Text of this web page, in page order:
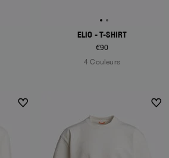
ELIO - T-SHIRT
€90
4 Couleurs